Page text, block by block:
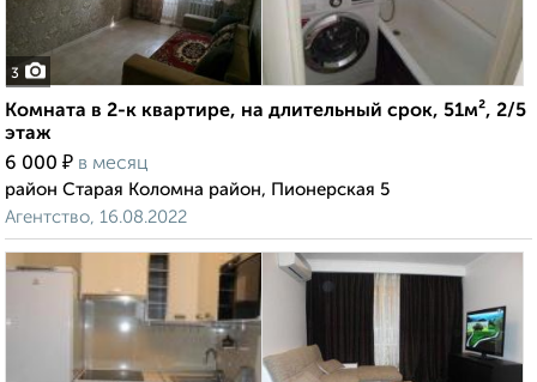
3
Комната в 2-к квартире, на длительный срок, 51м², 2/5
этаж
6 000 ₽ в месяц
район Старая Коломна район, Пионерская 5
Агентство, 16.08.2022